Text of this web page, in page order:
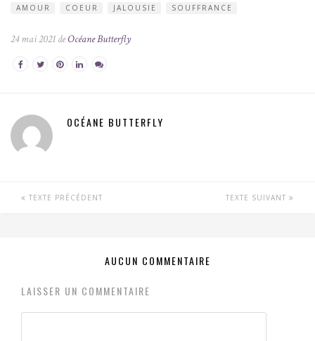
AMOUR COEUR JALOUSIE SOUFFRANCE
24 mai 2021 deOcéane Butterfly
OCÉANE BUTTERFLY
TEXTE PRÉCÉDENT TEXTE SUIVANT
AUCUN COMMENTAIRE
LAISSER UN COMMENTAIRE